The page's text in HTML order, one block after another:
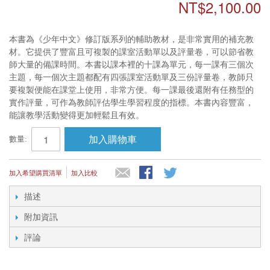
NT$2,100.00
本書為《少年中文》修訂版系列的輔助教材，是非常實用的補充教
材。它提供了豐富且可複製的課室活動單以及評量卷，可以節省教
師大量的備課時間。本書以課本裡的十課為單元，每一課有三個次
主題，每一個次主題都配有四張課室活動單及三份評量卷，教師只
要複製便能在課堂上使用，非常方便。每一課最後還附有任務型的
實作評量，可作為教師評估學生學習程度的指標。本書內容豐富，
能讓教學活動變得更加輕鬆且有效。
數量: 加入購物車
加入希望購買清單 加入比較
描述
附加資訊
評論